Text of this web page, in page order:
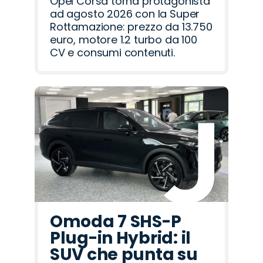
ad agosto 2026 con la Super
Rottamazione: prezzo da 13.750
euro, motore 1.2 turbo da 100
CV e consumi contenuti.
Omoda 7 SHS-P
Plug-in Hybrid: il
SUV che punta su